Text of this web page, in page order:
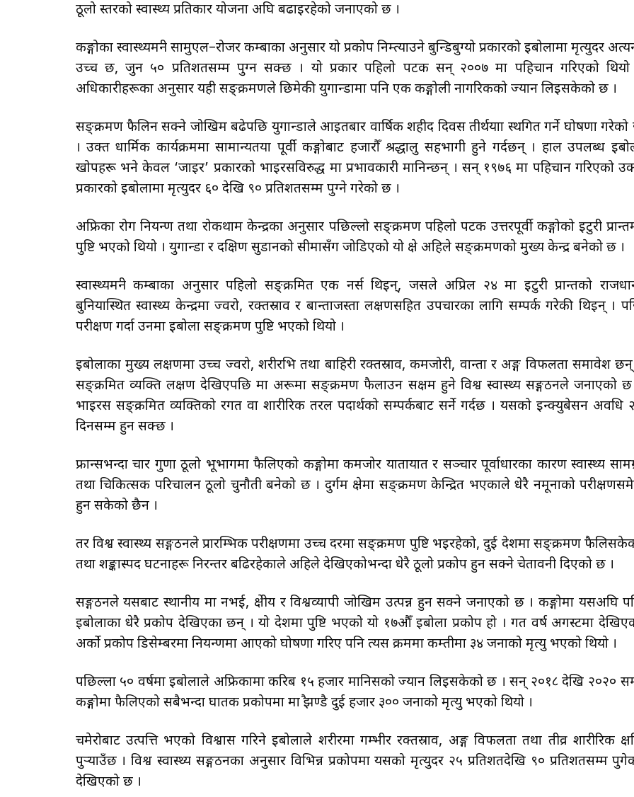
ठूलो स्तरको स्वास्थ्य प्रतिकार योजना अघि बढाइरहेको जनाएको छ ।
कङ्गोका स्वास्थ्यमन्त्री सामुएल–रोजर कम्बाका अनुसार यो प्रकोप निम्त्याउने बुन्डिबुग्यो प्रकारको इबोलामा मृत्युदर
उच्च छ, जुन ५० प्रतिशतसम्म पुग्न सक्छ । यो प्रकार पहिलो पटक सन् २००७ मा पहिचान गरिएको थियो
अधिकारीहरूका अनुसार यही सङ्क्रमणले छिमेकी युगान्डामा पनि एक कङ्गोली नागरिकको ज्यान लिइसकेको छ ।
सङ्क्रमण फैलिन सक्ने जोखिम बढेपछि युगान्डाले आइतबार वार्षिक शहीद दिवस तीर्थयात्रा स्थगित गर्ने घोषणा
। उक्त धार्मिक कार्यक्रममा सामान्यतया पूर्वी कङ्गोबाट हजारौँ श्रद्धालु सहभागी हुने गर्दछन् । हाल उपलब्ध
खोपहरू भने केवल ‘जाइर’ प्रकारको भाइरसविरुद्ध मात्र प्रभावकारी मानिन्छन् । सन् १९७६ मा पहिचान गरिएको
प्रकारको इबोलामा मृत्युदर ६० देखि ९० प्रतिशतसम्म पुग्ने गरेको छ ।
अफ्रिका रोग नियन्त्रण तथा रोकथाम केन्द्रका अनुसार पछिल्लो सङ्क्रमण पहिलो पटक उत्तरपूर्वी कङ्गोको इटुरी
पुष्टि भएको थियो । युगान्डा र दक्षिण सुडानको सीमासँग जोडिएको यो क्षेत्र अहिले सङ्क्रमणको मुख्य केन्द्र बनेको छ ।
स्वास्थ्यमन्त्री कम्बाका अनुसार पहिलो सङ्क्रमित एक नर्स थिइन्, जसले अप्रिल २४ मा इटुरी प्रान्तको
बुनियास्थित स्वास्थ्य केन्द्रमा ज्वरो, रक्तस्राव र बान्ताजस्ता लक्षणसहित उपचारका लागि सम्पर्क गरेकी थिइन् ।
परीक्षण गर्दा उनमा इबोला सङ्क्रमण पुष्टि भएको थियो ।
इबोलाका मुख्य लक्षणमा उच्च ज्वरो, शरीरभित्र तथा बाहिरी रक्तस्राव, कमजोरी, वान्ता र अङ्ग विफलता समावेश
सङ्क्रमित व्यक्ति लक्षण देखिएपछि मात्र अरूमा सङ्क्रमण फैलाउन सक्षम हुने विश्व स्वास्थ्य सङ्गठनले जनाएको छ
भाइरस सङ्क्रमित व्यक्तिको रगत वा शारीरिक तरल पदार्थको सम्पर्कबाट सर्ने गर्दछ । यसको इन्क्युबेसन अवधि
दिनसम्म हुन सक्छ ।
फ्रान्सभन्दा चार गुणा ठूलो भूभागमा फैलिएको कङ्गोमा कमजोर यातायात र सञ्चार पूर्वाधारका कारण स्वास्थ्य
तथा चिकित्सक परिचालन ठूलो चुनौती बनेको छ । दुर्गम क्षेत्रमा सङ्क्रमण केन्द्रित भएकाले धेरै नमूनाको
हुन सकेको छैन ।
तर विश्व स्वास्थ्य सङ्गठनले प्रारम्भिक परीक्षणमा उच्च दरमा सङ्क्रमण पुष्टि भइरहेको, दुई देशमा सङ्क्रमण
तथा शङ्कास्पद घटनाहरू निरन्तर बढिरहेकाले अहिले देखिएकोभन्दा धेरै ठूलो प्रकोप हुन सक्ने चेतावनी दिएको छ ।
सङ्गठनले यसबाट स्थानीय मात्र नभई, क्षेत्रीय र विश्वव्यापी जोखिम उत्पन्न हुन सक्ने जनाएको छ । कङ्गोमा यसअघि
इबोलाका धेरै प्रकोप देखिएका छन् । यो देशमा पुष्टि भएको यो १७औँ इबोला प्रकोप हो । गत वर्ष अगस्टमा
अर्को प्रकोप डिसेम्बरमा नियन्त्रणमा आएको घोषणा गरिए पनि त्यस क्रममा कम्तीमा ३४ जनाको मृत्यु भएको थियो ।
पछिल्ला ५० वर्षमा इबोलाले अफ्रिकामा करिब १५ हजार मानिसको ज्यान लिइसकेको छ । सन् २०१८ देखि २०२०
कङ्गोमा फैलिएको सबैभन्दा घातक प्रकोपमा मात्रै झण्डै दुई हजार ३०० जनाको मृत्यु भएको थियो ।
चमेरोबाट उत्पत्ति भएको विश्वास गरिने इबोलाले शरीरमा गम्भीर रक्तस्राव, अङ्ग विफलता तथा तीव्र शारीरिक
पुर्‍याउँछ । विश्व स्वास्थ्य सङ्गठनका अनुसार विभिन्न प्रकोपमा यसको मृत्युदर २५ प्रतिशतदेखि ९० प्रतिशतसम्म
देखिएको छ ।